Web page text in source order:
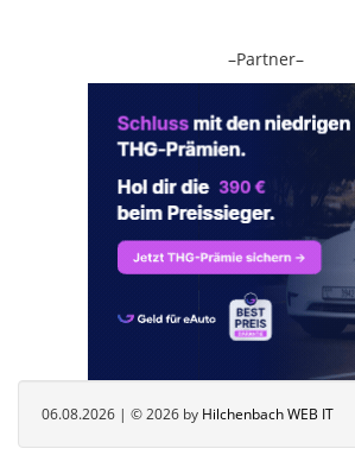
–Partner–
06.08.2026 | © 2026 by Hilchenbach WEB IT